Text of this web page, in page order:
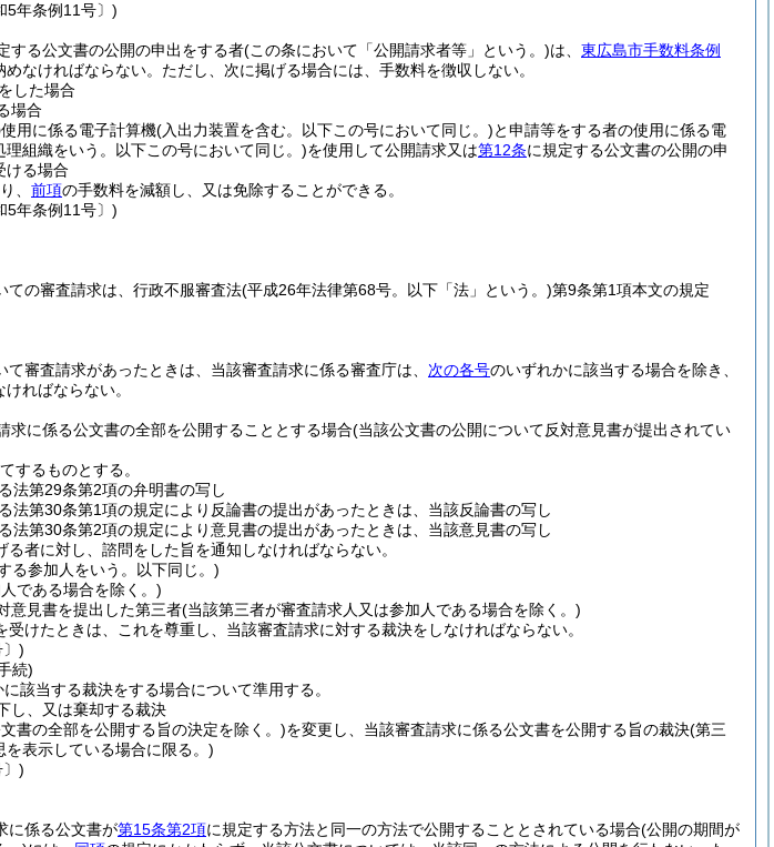
5年条例11号〕)
する公文書の公開の申出をする者(この条において「公開請求者等」という。)は、 東広島市手数料条例
なければならない。 ただし、次に掲げる場合には、手数料を徴収しない。
した場合
場合
用に係る電子計算機(入出力装置を含む。以下この号において同じ。)と申請等をする者の使用に係る電
組織をいう。以下この号において同じ。)を使用して公開請求又は第12条に規定する公文書の公開の申
ける場合
、 前項の手数料を減額し、又は免除することができる。
5年条例11号〕)
ての審査請求は、行政不服審査法(平成26年法律第68号。以下「法」という。)第9条第1項本文の規定
審査請求があったときは、当該審査請求に係る審査庁は、 次の各号のいずれかに該当する場合を除き、
ればならない。
に係る公文書の全部を公開することとする場合(当該公文書の公開について反対意見書が提出されてい
するものとする。
法第29条第2項の弁明書の写し
法第30条第1項の規定により反論書の提出があったときは、当該反論書の写し
法第30条第2項の規定により意見書の提出があったときは、当該意見書の写し
者に対し、諮問をした旨を通知しなければならない。
る参加人をいう。以下同じ。)
である場合を除く。)
意見書を提出した第三者(当該第三者が審査請求人又は参加人である場合を除く。)
けたときは、これを尊重し、当該審査請求に対する裁決をしなければならない。
)
続)
該当する裁決をする場合について準用する。
し、又は棄却する裁決
書の全部を公開する旨の決定を除く。)を変更し、当該審査請求に係る公文書を公開する旨の裁決(第三
表示している場合に限る。)
)
に係る公文書が第15条第2項に規定する方法と同一の方法で公開することとされている場合(公開の期間が